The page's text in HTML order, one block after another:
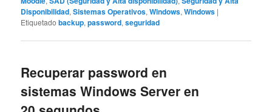
Disponibilidad,Sistemas Operativos,Windows,Windows |
Etiquetado backup,password,seguridad
Recuperar password en
sistemas Windows Server en